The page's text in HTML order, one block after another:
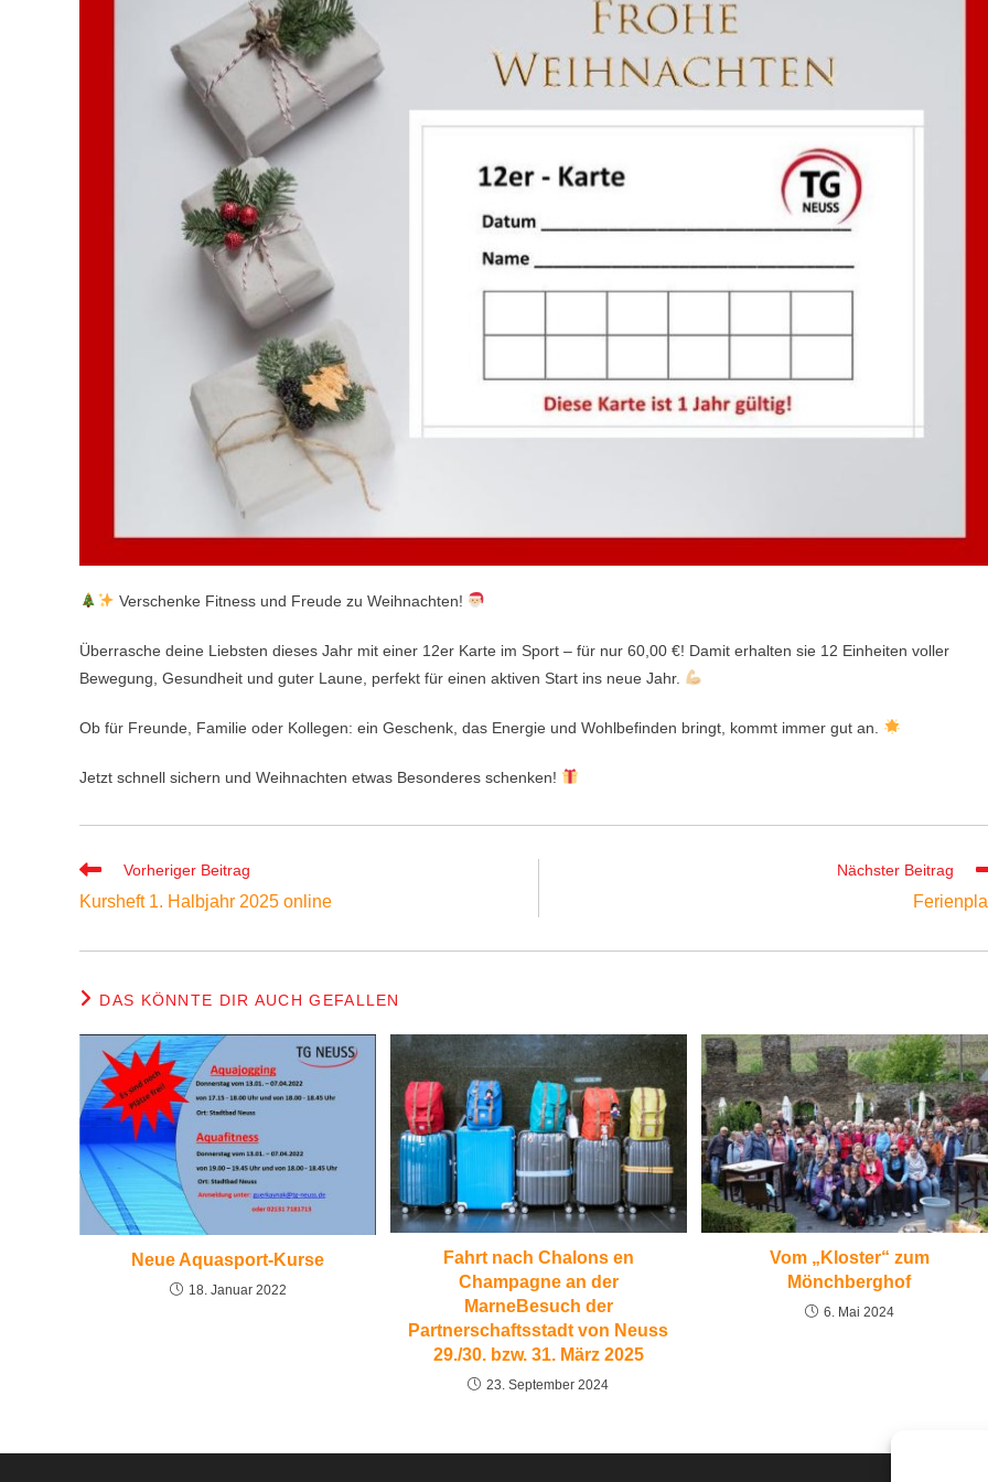
Verschenke Fitness und Freude zu Weihnachten!
Überrasche deine Liebsten dieses Jahr mit einer 12er Karte im Sport – für nur 60,00 €! Damit erhalten sie 12 Einheiten voller
Bewegung, Gesundheit und guter Laune, perfekt für einen aktiven Start ins neue Jahr.
Ob für Freunde, Familie oder Kollegen: ein Geschenk, das Energie und Wohlbefinden bringt, kommt immer gut an.
Jetzt schnell sichern und Weihnachten etwas Besonderes schenken!
Weitere
ansehen
Vorheriger Beitrag
Kursheft 1. Halbjahr 2025 online
Nächster Beitrag
DAS KÖNNTE DIR AUCH GEFALLEN
Neue Aquasport-Kurse
18. Januar 2022
Fahrt nach Chalons en
Champagne an der
MarneBesuch der
Partnerschaftsstadt von Neuss
29./30. bzw. 31. März 2025
23. September 2024
Vom „Kloster“ zum
Mönchberghof
6. Mai 2024